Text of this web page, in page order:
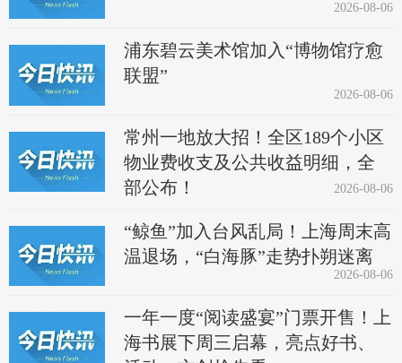
2026-08-06
浦东碧云美术馆加入“博物馆疗愈
联盟”
2026-08-06
常州一地放大招！全区189个小区
物业费收支及公共收益明细，全
部公布！
2026-08-06
“鲸鱼”加入台风乱局！上海周末高
温退场，“白海豚”走势扑朔迷离
2026-08-06
一年一度“阅读盛宴”门票开售！上
海书展下周三启幕，亮点好书、